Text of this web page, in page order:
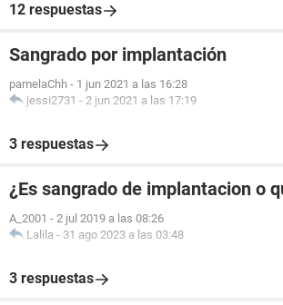
12 respuestas
Sangrado por implantación
pamelaChh - 1 jun 2021 a las 16:28
jessi2731 - 2 jun 2021 a las 17:19
3 respuestas
¿Es sangrado de implantacion o
A_2001 - 2 jul 2019 a las 08:26
Lalila - 31 ago 2023 a las 03:48
3 respuestas